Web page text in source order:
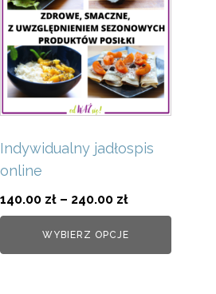
Indywidualny jadłospis
online
140.00 zł – 240.00 złZakres
cen:
od
140.00 zł
WYBIERZ OPCJE
wiele
wariantów.
Opcje
można
wybrać
stronie
produktu